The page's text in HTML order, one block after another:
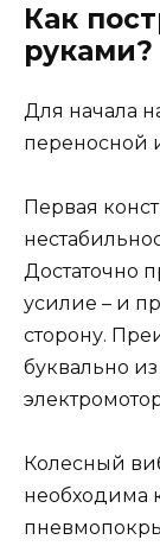
Как
руками?
Для начала
переносной
Первая
Достаточно
усилие – и
сторону.
буквально
Колесный
необходима